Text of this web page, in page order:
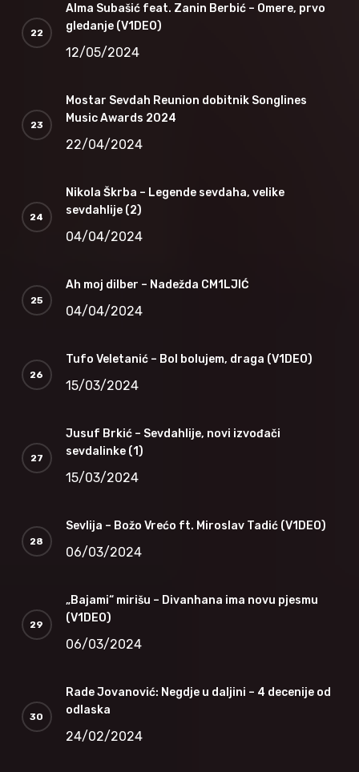
Alma Subašić feat. Zanin Berbić – Omere, prvo
gledanje (V1DEO)
12/05/2024
Mostar Sevdah Reunion dobitnik Songlines
Music Awards 2024
22/04/2024
Nikola Škrba – Legende sevdaha, velike
sevdahlije (2)
04/04/2024
Ah moj dilber – Nadežda CM1LJIĆ
04/04/2024
Tufo Veletanić – Bol bolujem, draga (V1DEO)
15/03/2024
Jusuf Brkić – Sevdahlije, novi izvođači
sevdalinke (1)
15/03/2024
Sevlija – Božo Vrećo ft. Miroslav Tadić (V1DEO)
06/03/2024
„Bajami“ mirišu – Divanhana ima novu pjesmu
(V1DEO)
06/03/2024
Rade Jovanović: Negdje u daljini – 4 decenije od
odlaska
24/02/2024